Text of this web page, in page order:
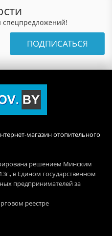
спецпредложений!
ПОДПИСАТЬСЯ
магазин отопительного
решением Минским
в Едином государственном
предпринимателей за
реестре